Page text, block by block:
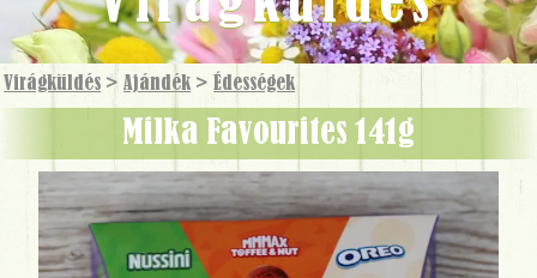
Virágküldés >Ajándék > Édességek
Milka Favourites 141g